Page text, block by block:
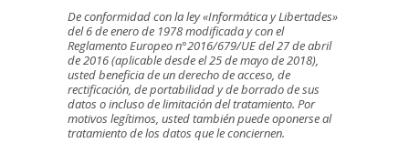
De conformidad con la ley «Informática y Libertades»
del 6 de enero de 1978 modificada y con el
Reglamento Europeo n°2016/679/UE del 27 de abril
de 2016 (aplicable desde el 25 de mayo de 2018),
usted beneficia de un derecho de acceso, de
rectificación, de portabilidad y de borrado de sus
datos o incluso de limitación del tratamiento. Por
motivos legítimos, usted también puede oponerse al
tratamiento de los datos que le conciernen.